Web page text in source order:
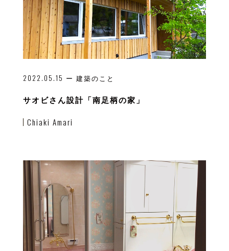
2022.05.15 ー 建築のこと
サオビさん設計「南足柄の家」
Chiaki Amari